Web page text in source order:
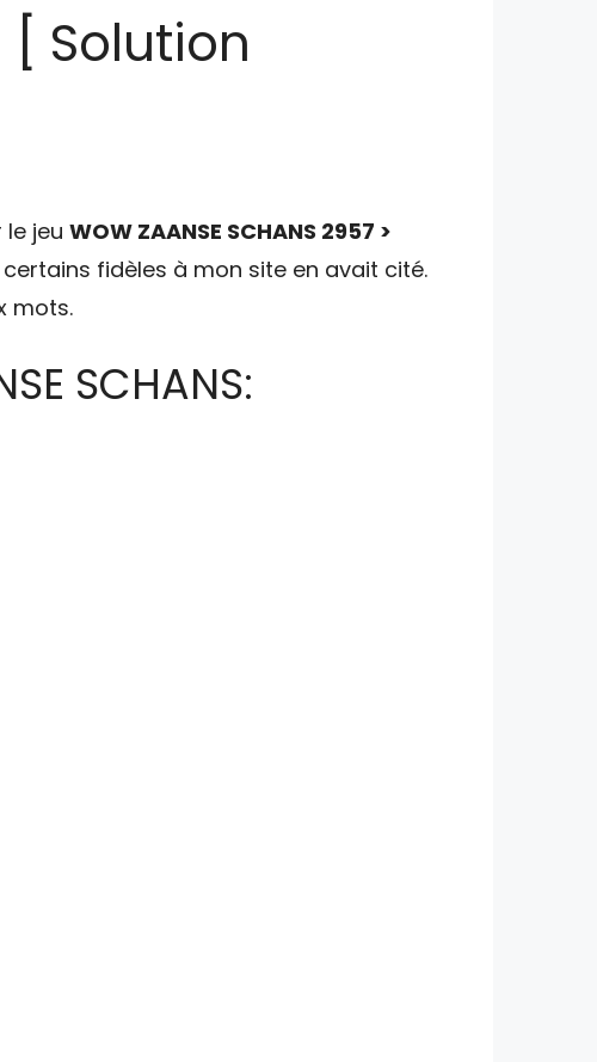
[ Solution
jeu WOW ZAANSE SCHANS 2957 >
fidèles à mon site en avait cité.
mots.
SCHANS: